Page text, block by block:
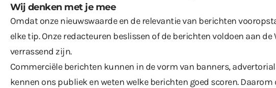
Wij denken met je mee
Omdat onze nieuwswaarde en de relevantie van berichten
elke tip. Onze redacteuren beslissen of de berichten voldoen aan
verrassend zijn.
Commerciële berichten kunnen in de vorm van banners,
kennen ons publiek en weten welke berichten goed scoren.